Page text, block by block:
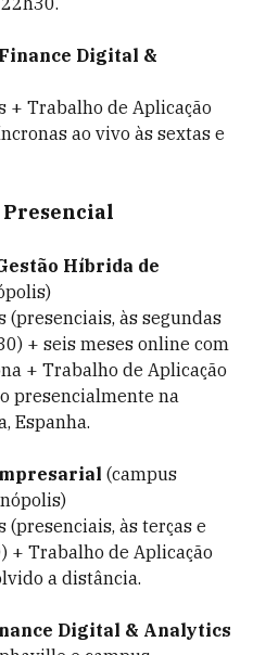
Digital &
+ Trabalho de Aplicação
ao vivo às sextas e
Híbrida de
(presenciais, às segundas
+ seis meses online com
+ Trabalho de Aplicação
presencialmente na
Espanha.
(campus
(presenciais, às terças e
+ Trabalho de Aplicação
a distância.
Digital & Analytics